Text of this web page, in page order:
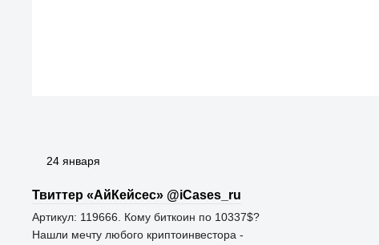
24 января
Твиттер «АйКейсес» ‏@iCases_ru
Артикул: 119666. Кому биткоин по 10337$?
Нашли мечту любого криптоинвестора -